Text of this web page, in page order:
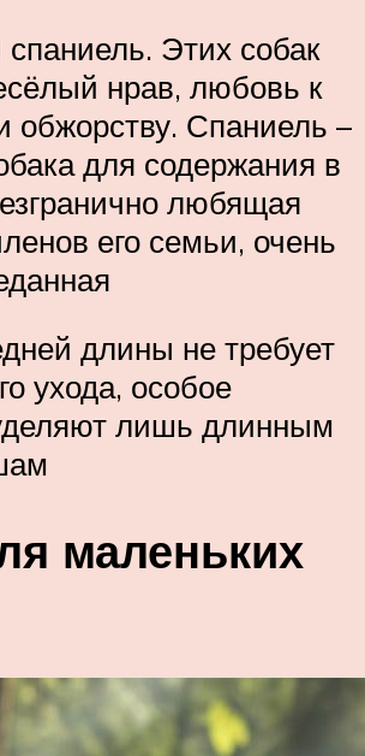
спаниель. Этих собак
нрав, любовь к
обжорству. Спаниель –
для содержания в
любящая
его семьи, очень
длины не требует
ухода, особое
лишь длинным
маленьких